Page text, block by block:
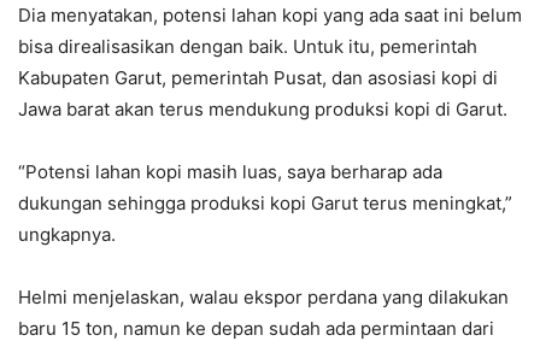
Dia menyatakan, potensi lahan kopi yang ada saat ini belum
bisa direalisasikan dengan baik. Untuk itu, pemerintah
Kabupaten Garut, pemerintah Pusat, dan asosiasi kopi di
Jawa barat akan terus mendukung produksi kopi di Garut.
“Potensi lahan kopi masih luas, saya berharap ada
dukungan sehingga produksi kopi Garut terus meningkat,”
ungkapnya.
Helmi menjelaskan, walau ekspor perdana yang dilakukan
baru 15 ton, namun ke depan sudah ada permintaan dari